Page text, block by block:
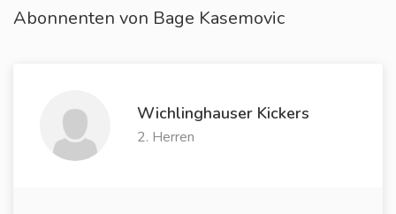
Abonnenten von Bage Kasemovic
Wichlinghauser Kickers
2. Herren